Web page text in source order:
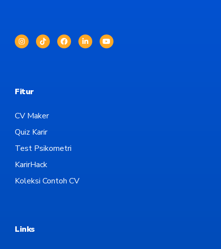
Fitur
CV Maker
Quiz Karir
Test Psikometri
KarirHack
Koleksi Contoh CV
Links